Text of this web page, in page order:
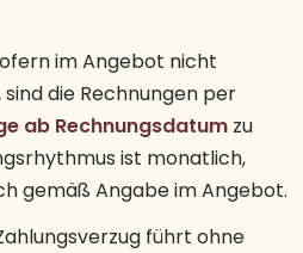
im Angebot nicht
die Rechnungen per
ab Rechnungsdatum zu
ist monatlich,
gemäß Angabe im Angebot.
führt ohne